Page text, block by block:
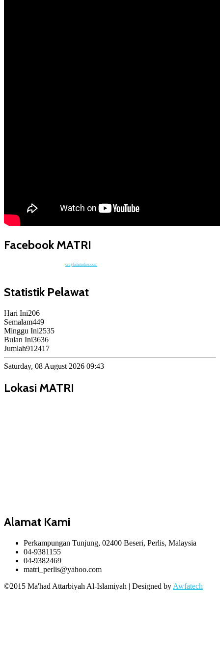
Facebook MATRI
crayfishstudios.com
Statistik Pelawat
Hari Ini206
Semalam449
Minggu Ini2535
Bulan Ini3636
Jumlah912417
Saturday, 08 August 2026 09:43
Lokasi MATRI
Alamat Kami
Perkampungan Tunjung, 02400 Beseri, Perlis, Malaysia
04-9381155
04-9382469
matri_perlis@yahoo.com
©2015 Ma'had Attarbiyah Al-Islamiyah | Designed by Awfatech